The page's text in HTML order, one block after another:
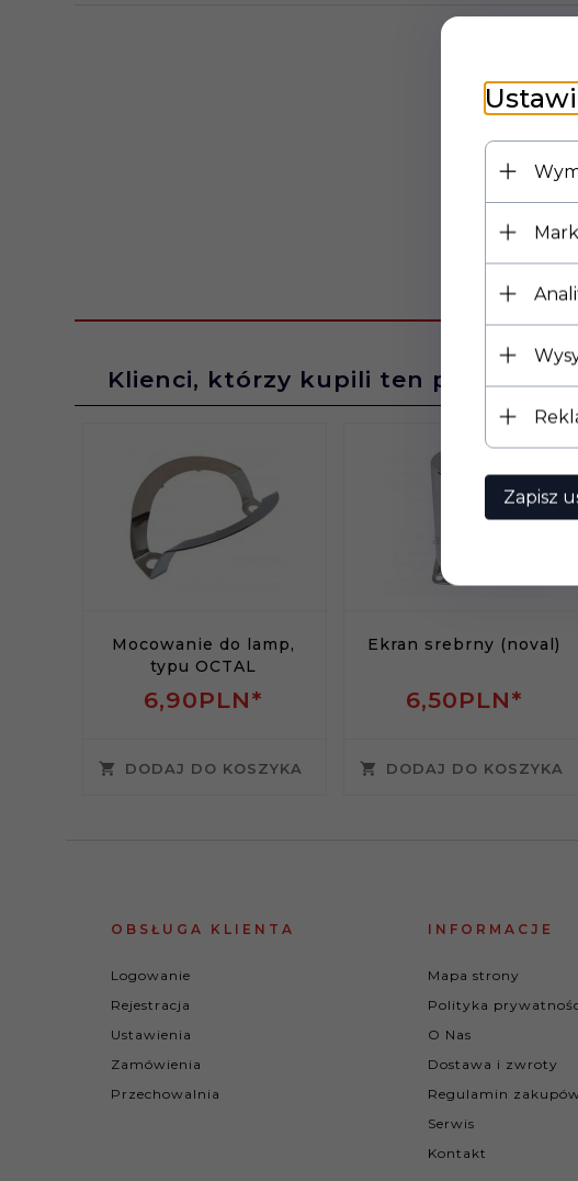
Stosowana
Szczególnie
Klienci, którzy kupili ten produkt
Mocowanie do lamp,
typu OCTAL
6,90PLN*
DODAJ DO KOSZYKA
Ekran srebrny (noval)
6,50PLN*
DODAJ DO KOSZYKA
OBSŁUGA KLIENTA
Logowanie
Rejestracja
Ustawienia
Zamówienia
Przechowalnia
INFORMACJE
Mapa strony
Polityka
O Nas
Dostawa i zwroty
Regulamin
Serwis
Kontakt
Zapisz